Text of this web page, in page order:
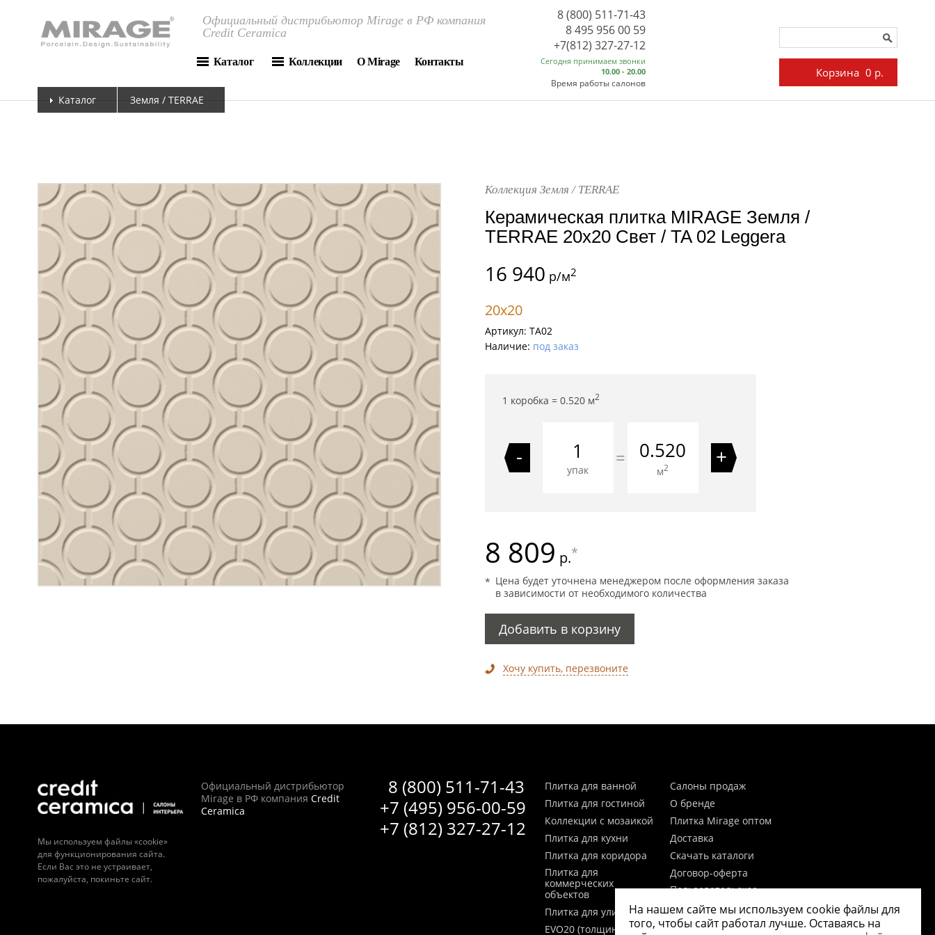
Официальный дистрибьютор Mirage в РФ компания
Credit Ceramica
Каталог Коллекции О Mirage Контакты
8 (800) 511-71-43
8 495 956 00 59
Сегодня принимаем звонки
10.00 - 20.00
Время работы салонов
+7(812) 327-27-12
Корзина 0 р.
Каталог Земля / TERRAE
Коллекция Земля / TERRAE
Керамическая плитка MIRAGE Земля /
TERRAE 20x20 Свет / TA 02 Leggera
16 940 р/м2
20x20
Артикул: TA02
Наличие: под заказ
1 коробка = 0.520м2
-
упак
= 0.520
м2 +
8 809 р.*
Цена будет уточнена менеджером после оформления заказа
в зависимости от необходимого количества
Добавить в корзину
Хочу купить, перезвоните
Мы используем файлы «cookie»
для функционирования сайта.
Если Вас это не устраивает,
пожалуйста, покиньте сайт.
8 (800) 511-71-43
+7 (495) 956-00-59
+7 (812) 327-27-12
Официальный дистрибьютор
Mirage в РФ компания Credit
Ceramica
Плитка для ванной
Плитка для гостиной
Коллекции с мозаикой
Плитка для кухни
Плитка для коридора
Плитка для
коммерческих
объектов
Плитка для улицы
EVO20 (толщина 20мм)
Салоны продаж
О бренде
Плитка Mirage оптом
Доставка
Скачать каталоги
Договор-оферта
Пользовательское
Согласие на обработку
персональных данных
На нашем сайте мы используем cookie файлы для
того, чтобы сайт работал лучше. Оставаясь на